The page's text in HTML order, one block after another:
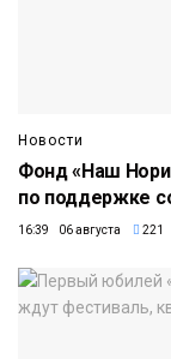
Новости
Фонд «Наш
по поддержке
16:39 06 августа 221